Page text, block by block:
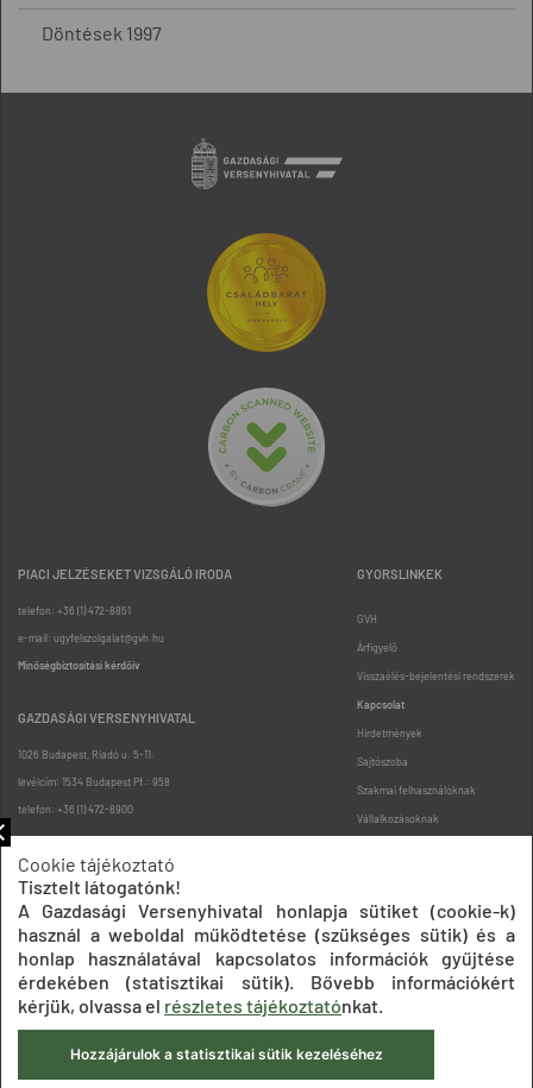
Döntések 1997
PIACI JELZÉSEKET VIZSGÁLÓ IRODA
telefon: +36 (1) 472-8851
e-mail: ugyfelszolgalat@gvh.hu
Minőségbiztosítási kérdőív
GAZDASÁGI VERSENYHIVATAL
1026 Budapest, Riadó u. 5-11.
levélcím: 1534 Budapest Pf.: 958
telefon: +36 (1) 472-8900
GYORSLINKEK
GVH
Árfigyelő
Visszaélés-bejelentési rendszerek
Kapcsolat
Hirdetmények
Sajtószoba
Szakmai felhasználóknak
Vállalkozásoknak
Oldaltérkép
Impresszum Adatkezelési tájékoztatók
Akadálymentesítési nyilatkozat
Közadatkereső
Süti beállítások ÁSZF
Cookie tájékoztató
Tisztelt látogatónk!
A Gazdasági Versenyhivatal honlapja sütiket (cookie-k)
használ a weboldal működtetése (szükséges sütik) és a
honlap használatával kapcsolatos információk gyűjtése
érdekében (statisztikai sütik). Bővebb információkért
kérjük, olvassa el részletes tájékoztatónkat.
Hozzájárulok a statisztikai sütik kezeléséhez